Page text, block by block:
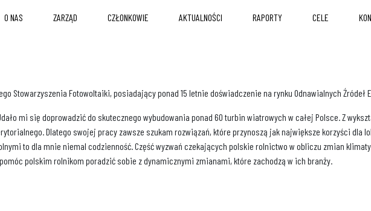
O NAS ZARZĄD CZŁONKOWIE AKTUALNOŚCI RAPORTY CELE
Stowarzyszenia Fotowoltaiki, posiadający ponad 15 letnie doświadczenie na rynku Odnawialnych Źródeł
mi się doprowadzić do skutecznego wybudowania ponad 60 turbin wiatrowych w całej Polsce. Z
Dlatego swojej pracy zawsze szukam rozwiązań, które przynoszą jak największe korzyści dla
to dla mnie niemal codzienność. Część wyzwań czekających polskie rolnictwo w obliczu zmian
polskim rolnikom poradzić sobie z dynamicznymi zmianami, które zachodzą w ich branży.